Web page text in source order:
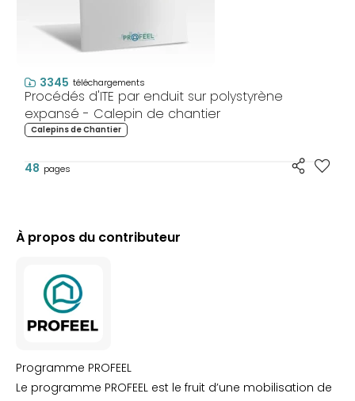
3345 téléchargements
Procédés d'ITE par enduit sur polystyrène
expansé - Calepin de chantier
Calepins de Chantier
48 pages
À propos du contributeur
Programme PROFEEL
Le programme PROFEEL est le fruit d’une mobilisation de